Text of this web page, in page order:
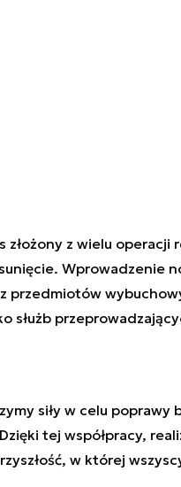
z wielu operacji
Wprowadzenie
przedmiotów
służb
siły w celu
tej współpracy,
w której